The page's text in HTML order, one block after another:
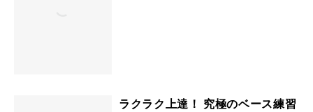
ラクラク上達！ 究極のベース練習